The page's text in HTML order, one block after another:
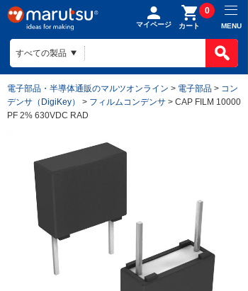
マイページ カート
0
MENU
電子部品・半導体通販のマルツオンライン > 電子部品 > コン
デンサ（DigiKey）
> フィルムコンデンサ > CAP FILM 10000
PF 2% 630VDC RAD